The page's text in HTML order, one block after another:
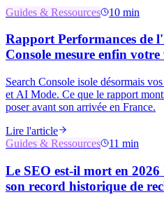
Guides & Ressources 10 min
Rapport Performances de
Console mesure enfin
Search Console isole désormais
et AI Mode. Ce que le rapport
poser avant son arrivée en France.
Lire l'article
Guides & Ressources
11 min
Le SEO est-il mort en
son record historique de